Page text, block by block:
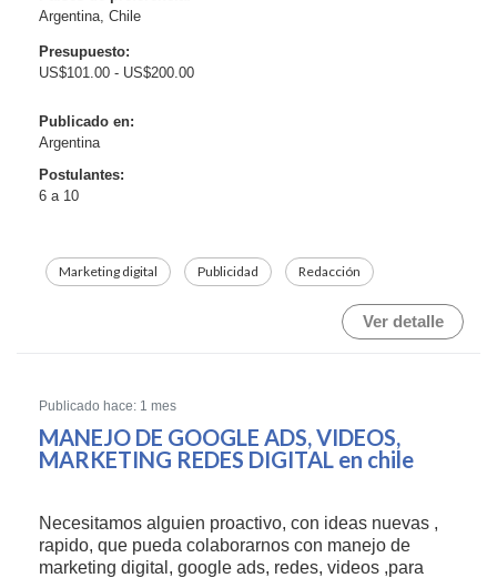
Argentina, Chile
Presupuesto:
US$101.00 - US$200.00
Publicado en:
Argentina
Postulantes:
6 a 10
Marketing digital Publicidad Redacción
Ver detalle
Publicado hace: 1 mes
MANEJO DE GOOGLE ADS, VIDEOS,
MARKETING REDES DIGITAL en chile
Necesitamos alguien proactivo, con ideas nuevas ,
rapido, que pueda colaborarnos con manejo de
marketing digital, google ads, redes, videos ,para